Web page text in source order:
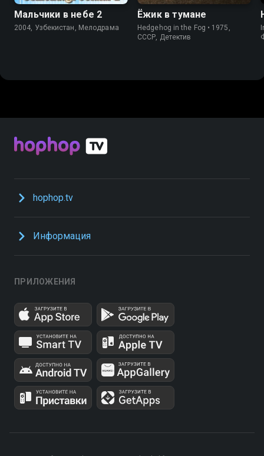
Мальчики в небе 2
2004, Узбекистан, Мелодрама
Ёжик в тумане
Hedgehog in the Fog • 1975,
СССР, Детектив
hophop.tv
Информация
ПРИЛОЖЕНИЯ